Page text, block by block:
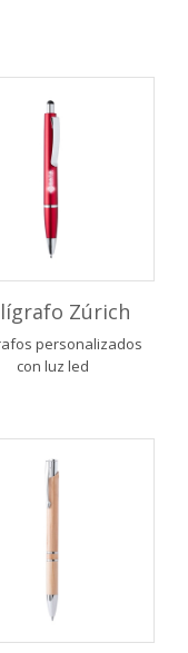
Zúrich
personalizados
con luz led